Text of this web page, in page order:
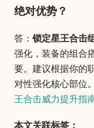
绝对优势？
答：锁定星王合击
强化，装备的组合
要。建议根据你的
对性强化核心部位
王合击威力提升指
本文关联标签：